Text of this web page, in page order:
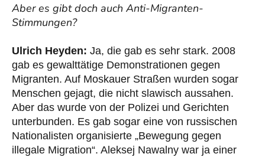
Aber es gibt doch auch Anti-Migranten-
Stimmungen?
Ulrich Heyden: Ja, die gab es sehr stark. 2008
gab es gewalttätige Demonstrationen gegen
Migranten. Auf Moskauer Straßen wurden sogar
Menschen gejagt, die nicht slawisch aussahen.
Aber das wurde von der Polizei und Gerichten
unterbunden. Es gab sogar eine von russischen
Nationalisten organisierte „Bewegung gegen
illegale Migration“. Aleksej Nawalny war ja einer